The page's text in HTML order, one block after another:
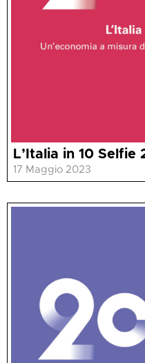
L’Italia in 10 Selfie
17 Maggio 2023